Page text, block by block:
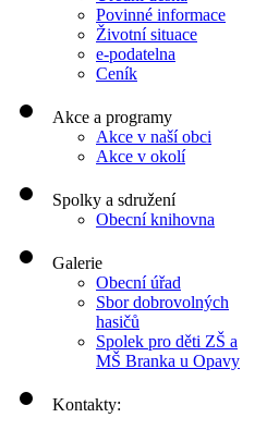
Povinné informace
Životní situace
e-podatelna
Ceník
Akce a programy
Akce v naší obci
Akce v okolí
Spolky a sdružení
Obecní knihovna
Galerie
Obecní úřad
Sbor dobrovolných
hasičů
Spolek pro děti ZŠ a
MŠ Branka u Opavy
Kontakty: